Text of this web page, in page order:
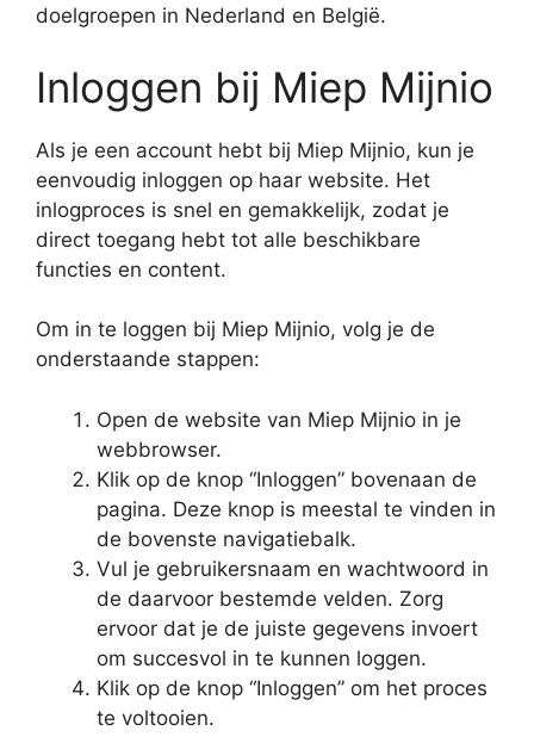
doelgroepen in Nederland en België.
Inloggen bij Miep Mijnio
Als je een account hebt bij Miep Mijnio, kun je
eenvoudig inloggen op haar website. Het
inlogproces is snel en gemakkelijk, zodat je
direct toegang hebt tot alle beschikbare
functies en content.
Om in te loggen bij Miep Mijnio, volg je de
onderstaande stappen:
Open de website van Miep Mijnio in je
webbrowser.
Klik op de knop “Inloggen” bovenaan de
pagina. Deze knop is meestal te vinden in
de bovenste navigatiebalk.
Vul je gebruikersnaam en wachtwoord in
de daarvoor bestemde velden. Zorg
ervoor dat je de juiste gegevens invoert
om succesvol in te kunnen loggen.
Klik op de knop “Inloggen” om het proces
te voltooien.